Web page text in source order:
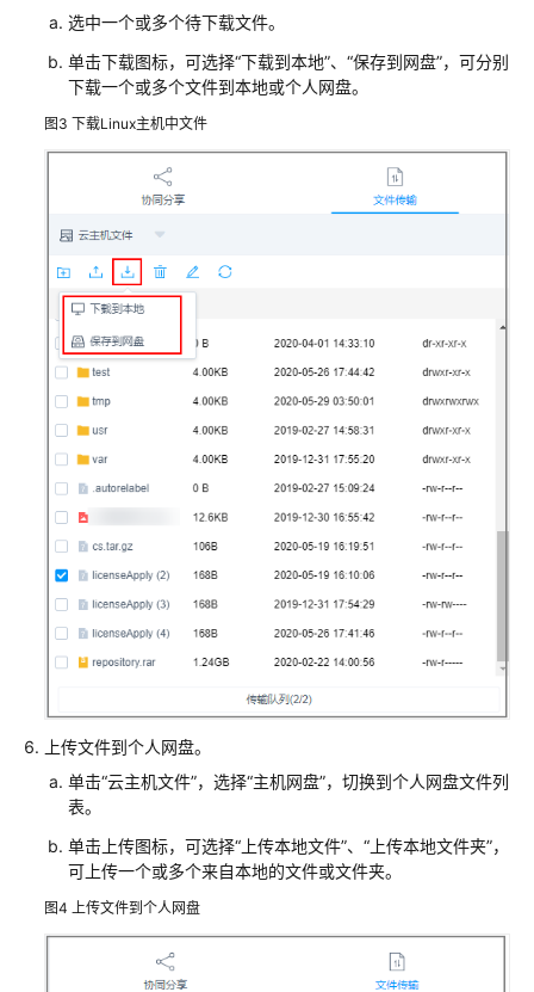
管
理
资
源
运
运
维
主
机
主
机
设
通
过
览
登
录
选中一个或多个待下载文件。
单击下载图标，可选择“下载到本地”、 “保存到网盘”，可分别
下载一个或多个文件到本地或个人网盘。
图3 下载Linux主机中文件
上传文件到个人网盘。
单击“云主机文件”，选择“主机网盘”，切换到个人网盘文件列
表。
单击上传图标，可选择“上传本地文件”、 “上传本地文件夹”，
可上传一个或多个来自本地的文件或文件夹。
图4 上传文件到个人网盘